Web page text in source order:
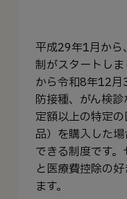
平成29年1月から
制がスタートし
から令和8年12月
防接種、がん検
定額以上の特定
品）を購入した
できる制度です
と医療費控除の
ます。